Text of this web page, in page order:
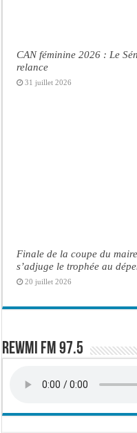
CAN féminine 2026 : Le
relance
31 juillet 2026
Finale de la coupe du
s’adjuge le trophée au
20 juillet 2026
Rewmi FM 97.5